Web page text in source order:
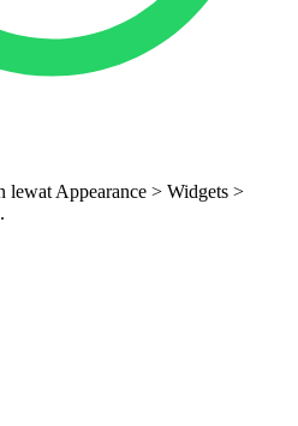
lewat Appearance > Widgets >